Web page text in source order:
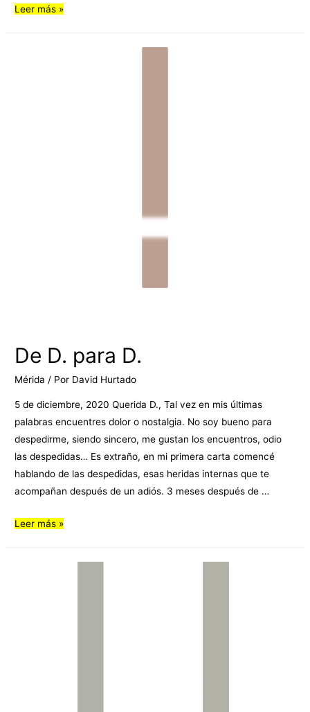
Leer más »
De D. para D.
Mérida / Por David Hurtado
5 de diciembre, 2020 Querida D., Tal vez en mis últimas
palabras encuentres dolor o nostalgia. No soy bueno para
despedirme, siendo sincero, me gustan los encuentros, odio
las despedidas… Es extraño, en mi primera carta comencé
hablando de las despedidas, esas heridas internas que te
acompañan después de un adiós. 3 meses después de …
Leer más »